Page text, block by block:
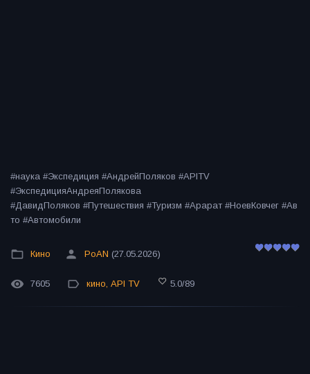
#наука #Экспедиция #АндрейПоляков #APITV
#ЭкспедицияАндреяПолякова
#ДавидПоляков #Путешествия #Туризм #Арарат #НоевКовчег #Ав
то #Автомобили
Кино PoAN (27.05.2026)
7605 кино, API TV 5.0/89